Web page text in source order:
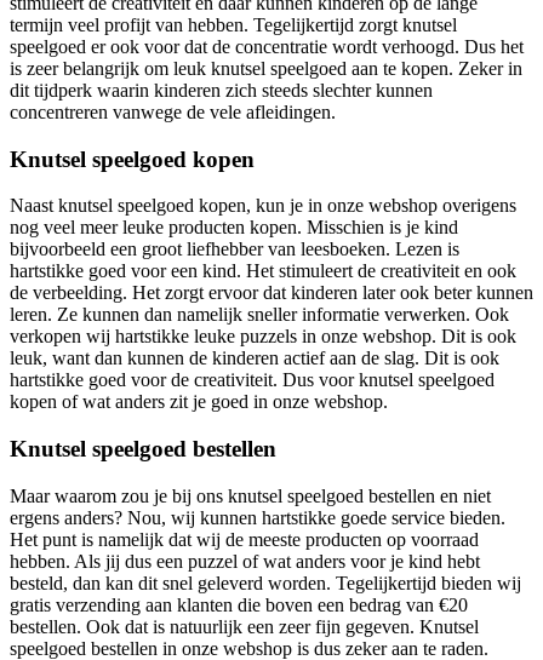
termijn veel profijt van hebben. Tegelijkertijd zorgt knutsel
speelgoed er ook voor dat de concentratie wordt verhoogd. Dus het
is zeer belangrijk om leuk knutsel speelgoed aan te kopen. Zeker in
dit tijdperk waarin kinderen zich steeds slechter kunnen
concentreren vanwege de vele afleidingen.
Knutsel speelgoed kopen
Naast knutsel speelgoed kopen, kun je in onze webshop overigens
nog veel meer leuke producten kopen. Misschien is je kind
bijvoorbeeld een groot liefhebber van leesboeken. Lezen is
hartstikke goed voor een kind. Het stimuleert de creativiteit en ook
de verbeelding. Het zorgt ervoor dat kinderen later ook beter kunnen
leren. Ze kunnen dan namelijk sneller informatie verwerken. Ook
verkopen wij hartstikke leuke puzzels in onze webshop. Dit is ook
leuk, want dan kunnen de kinderen actief aan de slag. Dit is ook
hartstikke goed voor de creativiteit. Dus voor knutsel speelgoed
kopen of wat anders zit je goed in onze webshop.
Knutsel speelgoed bestellen
Maar waarom zou je bij ons knutsel speelgoed bestellen en niet
ergens anders? Nou, wij kunnen hartstikke goede service bieden.
Het punt is namelijk dat wij de meeste producten op voorraad
hebben. Als jij dus een puzzel of wat anders voor je kind hebt
besteld, dan kan dit snel geleverd worden. Tegelijkertijd bieden wij
gratis verzending aan klanten die boven een bedrag van €20
bestellen. Ook dat is natuurlijk een zeer fijn gegeven. Knutsel
speelgoed bestellen in onze webshop is dus zeker aan te raden.